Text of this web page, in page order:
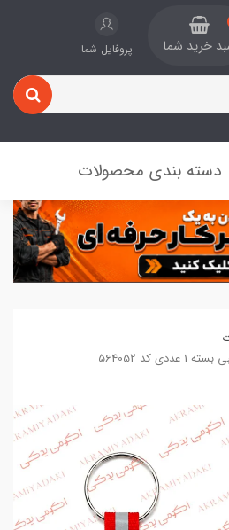
خرید شما پروفایل شما
دسته بندی محصولات
کد 564052